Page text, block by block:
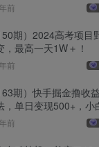
前
期）2024高考项目
，最高一天1W＋！
前
期）快手掘金撸收
，单日变现500+，小
前